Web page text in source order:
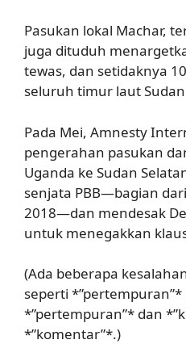
Pasukan lokal Machar,
juga dituduh
tewas, dan setidaknya
seluruh timur laut
Pada Mei, Amnesty
pengerahan pasukan
Uganda ke Sudan
senjata PBB—bagian
2018—dan mendesak
untuk menegakkan
(Ada beberapa
seperti
*”pertempuran”* dan
*”komentar”*.)